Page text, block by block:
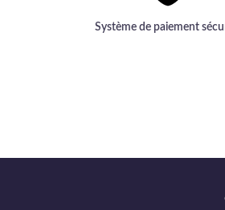
Système de paiement